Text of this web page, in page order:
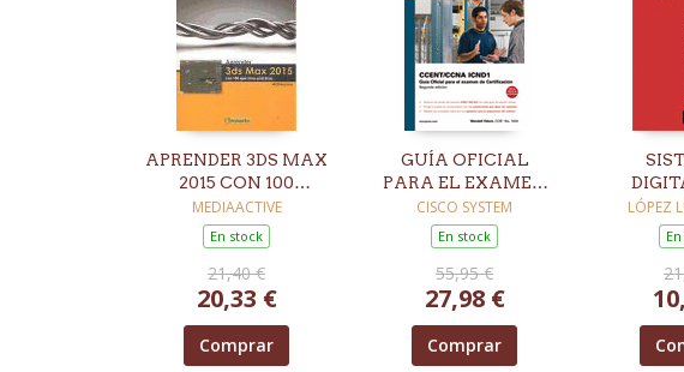
APRENDER 3DS MAX
2015 CON 100
EJERCICIOS
PRÁCTICOS
MEDIAACTIVE
En stock
21,40 €
20,33 €
Comprar
GUÍA OFICIAL
PARA EL EXAMEN
DE CERTIFICACIÓN
CCENT/CCNA
ICND1 2ª EED
CISCO SYSTEM
En stock
55,95 €
27,98 €
Comprar
LÓPEZ